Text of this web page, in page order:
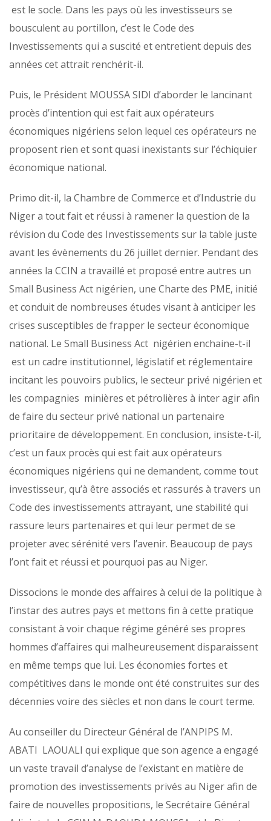
est le socle. Dans les pays où les investisseurs se
bousculent au portillon, c’est le Code des
Investissements qui a suscité et entretient depuis des
années cet attrait renchérit-il.
Puis, le Président MOUSSA SIDI d’aborder le lancinant
procès d’intention qui est fait aux opérateurs
économiques nigériens selon lequel ces opérateurs ne
proposent rien et sont quasi inexistants sur l’échiquier
économique national.
Primo dit-il, la Chambre de Commerce et d’Industrie du
Niger a tout fait et réussi à ramener la question de la
révision du Code des Investissements sur la table juste
avant les évènements du 26 juillet dernier. Pendant des
années la CCIN a travaillé et proposé entre autres un
Small Business Act nigérien, une Charte des PME, initié
et conduit de nombreuses études visant à anticiper les
crises susceptibles de frapper le secteur économique
national. Le Small Business Act nigérien enchaine-t-il
est un cadre institutionnel, législatif et réglementaire
incitant les pouvoirs publics, le secteur privé nigérien et
les compagnies minières et pétrolières à inter agir afin
de faire du secteur privé national un partenaire
prioritaire de développement. En conclusion, insiste-t-il,
c’est un faux procès qui est fait aux opérateurs
économiques nigériens qui ne demandent, comme tout
investisseur, qu’à être associés et rassurés à travers un
Code des investissements attrayant, une stabilité qui
rassure leurs partenaires et qui leur permet de se
projeter avec sérénité vers l’avenir. Beaucoup de pays
l’ont fait et réussi et pourquoi pas au Niger.
Dissocions le monde des affaires à celui de la politique à
l’instar des autres pays et mettons fin à cette pratique
consistant à voir chaque régime généré ses propres
hommes d’affaires qui malheureusement disparaissent
en même temps que lui. Les économies fortes et
compétitives dans le monde ont été construites sur des
décennies voire des siècles et non dans le court terme.
Au conseiller du Directeur Général de l’ANPIPS M.
ABATI LAOUALI qui explique que son agence a engagé
un vaste travail d’analyse de l’existant en matière de
promotion des investissements privés au Niger afin de
faire de nouvelles propositions, le Secrétaire Général